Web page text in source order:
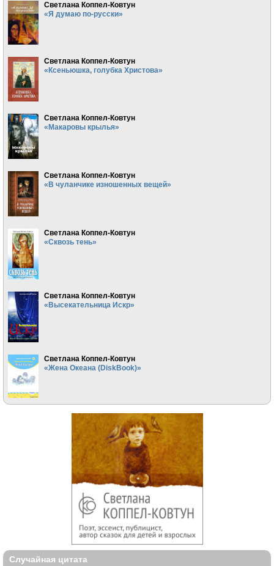
Светлана Коппел-Ковтун
«Я думаю по-русски»
Светлана Коппел-Ковтун
«Ксеньюшка, голубка Христова»
Светлана Коппел-Ковтун
«Макаровы крылья»
Светлана Коппел-Ковтун
«В чуланчике изношенных вещей»
Светлана Коппел-Ковтун
«Сквозь тень»
Светлана Коппел-Ковтун
«Высекательница Искр»
Светлана Коппел-Ковтун
«Жена Океана (DiskBook)»
Случайная цитата